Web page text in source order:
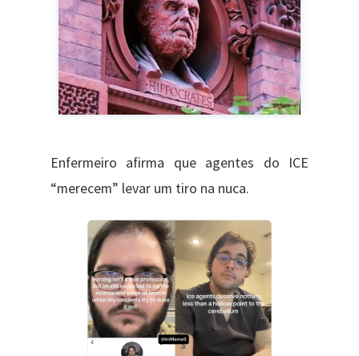
Enfermeiro afirma que agentes do ICE
“merecem” levar um tiro na nuca.